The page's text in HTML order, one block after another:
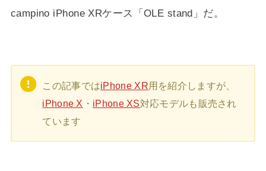
campino iPhone XRケース「OLE stand」だ。
この記事ではiPhone XR用を紹介しますが、
iPhone X ・ iPhone XS対応モデルも販売され
ています